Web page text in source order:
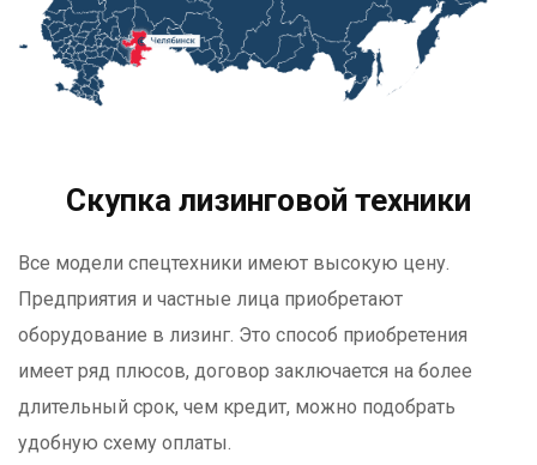
Скупка лизинговой техники
Все модели спецтехники имеют высокую цену.
Предприятия и частные лица приобретают
оборудование в лизинг. Это способ приобретения
имеет ряд плюсов, договор заключается на более
длительный срок, чем кредит, можно подобрать
удобную схему оплаты.